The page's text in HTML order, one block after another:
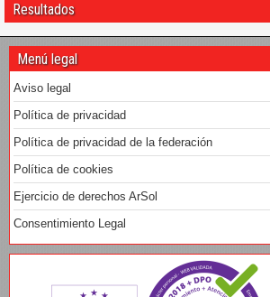
Resultados
Menú legal
Aviso legal
Política de privacidad
Política de privacidad de la federación
Política de cookies
Ejercicio de derechos ArSol
Consentimiento Legal